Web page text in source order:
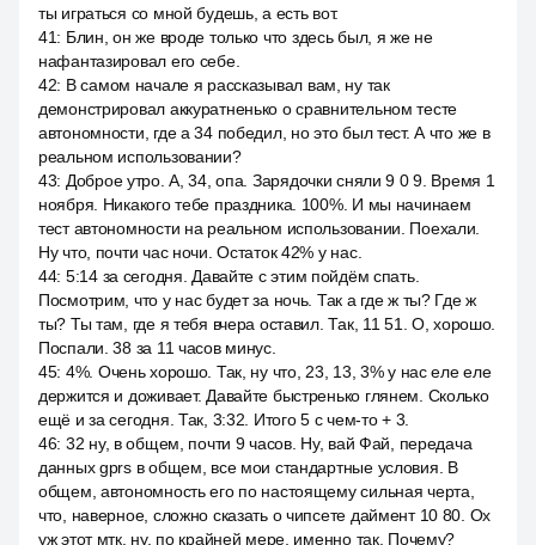
ты играться со мной будешь, а есть вот.
41: Блин, он же вроде только что здесь был, я же не
нафантазировал его себе.
42: В самом начале я рассказывал вам, ну так
демонстрировал аккуратненько о сравнительном тесте
автономности, где а 34 победил, но это был тест. А что же в
реальном использовании?
43: Доброе утро. А, 34, опа. Зарядочки сняли 9 0 9. Время 1
ноября. Никакого тебе праздника. 100%. И мы начинаем
тест автономности на реальном использовании. Поехали.
Ну что, почти час ночи. Остаток 42% у нас.
44: 5:14 за сегодня. Давайте с этим пойдём спать.
Посмотрим, что у нас будет за ночь. Так а где ж ты? Где ж
ты? Ты там, где я тебя вчера оставил. Так, 11 51. О, хорошо.
Поспали. 38 за 11 часов минус.
45: 4%. Очень хорошо. Так, ну что, 23, 13, 3% у нас еле еле
держится и доживает. Давайте быстренько глянем. Сколько
ещё и за сегодня. Так, 3:32. Итого 5 с чем-то + 3.
46: 32 ну, в общем, почти 9 часов. Ну, вай Фай, передача
данных gprs в общем, все мои стандартные условия. В
общем, автономность его по настоящему сильная черта,
что, наверное, сложно сказать о чипсете даймент 10 80. Ох
уж этот мтк, ну, по крайней мере, именно так. Почему?